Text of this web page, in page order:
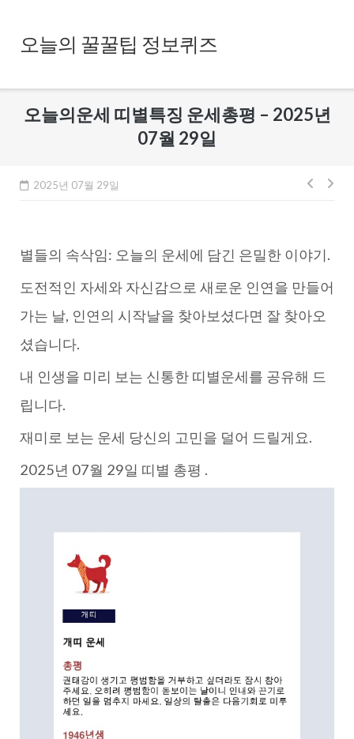
content오늘의 꿀꿀팁 정보퀴즈
오늘의운세 띠별특징 운세총평 – 2025년
07월 29일
2025년 07월 29일
글
게
이
별들의 속삭임: 오늘의 운세에 담긴 은밀한 이야기.
도전적인 자세와 자신감으로 새로운 인연을 만들어
가는 날, 인연의 시작날을 찾아보셨다면 잘 찾아오
셨습니다.
내 인생을 미리 보는 신통한 띠별운세를 공유해 드
립니다.
재미로 보는 운세 당신의 고민을 덜어 드릴게요.
2025년 07월 29일 띠별 총평 .